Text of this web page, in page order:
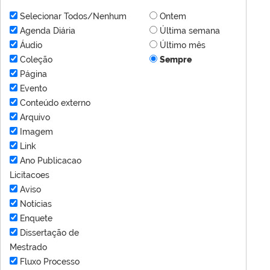
Selecionar Todos/Nenhum
Agenda Diária
Áudio
Coleção
Página
Evento
Conteúdo externo
Arquivo
Imagem
Link
Ano Publicacao
Licitacoes
Aviso
Notícias
Enquete
Dissertação de
Mestrado
Fluxo Processo
Ontem
Última semana
Último mês
Sempre